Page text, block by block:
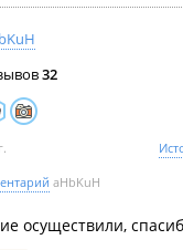
32
aHbKuH
осуществили,